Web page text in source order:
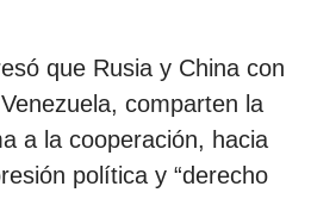
que Rusia y China con
comparten la
a la cooperación, hacia
política y “derecho